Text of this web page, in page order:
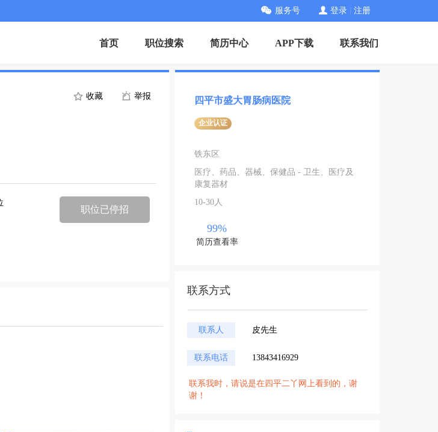
服务号 登录 注册
首页 职位搜索 简历中心 APP下载 联系我们
收藏 举报
职位已停招
四平市盛大胃肠病医院
企业认证
铁东区
医疗、药品、器械、保健品 - 卫生、医疗及
康复器材
10-30人
99%
简历查看率
联系方式
联系人 皮先生
联系电话 13843416929
联系我时，请说是在四平二丫网上看到的，谢
谢！